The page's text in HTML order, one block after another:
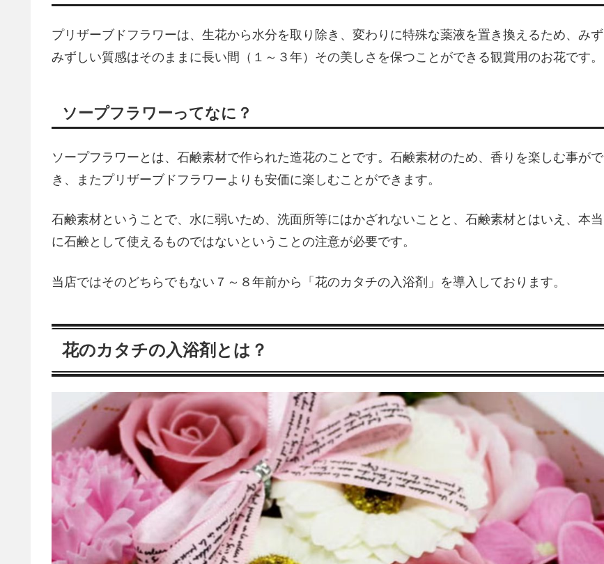
プリザーブドフラワーは、生花から水分を取り除き、変わりに特殊な薬液を置き換えるため、みず
みずしい質感はそのままに長い間（１～３年）その美しさを保つことができる観賞用のお花です。
ソープフラワーってなに？
ソープフラワーとは、石鹸素材で作られた造花のことです。石鹸素材のため、香りを楽しむ事がで
き、またプリザーブドフラワーよりも安価に楽しむことができます。
石鹸素材ということで、水に弱いため、洗面所等にはかざれないことと、石鹸素材とはいえ、本当
に石鹸として使えるものではないということの注意が必要です。
当店ではそのどちらでもない７～８年前から「花のカタチの入浴剤」を導入しております。
花のカタチの入浴剤とは？